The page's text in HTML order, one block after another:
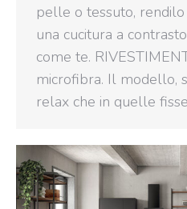
pelle o tessuto,
una cucitura a
come te.
microfibra. Il modello,
relax che in quelle